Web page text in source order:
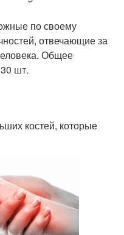
по своему
отвечающие за
Общее
шт.
костей, которые